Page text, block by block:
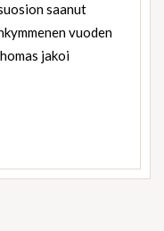
saanut
vuoden
jakoi